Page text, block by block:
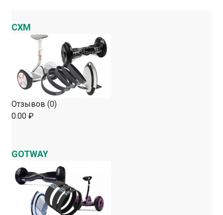
CXM
Отзывов (0)
0.00 ₽
GOTWAY